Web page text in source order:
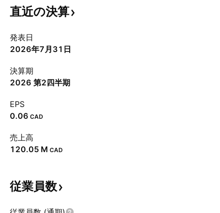
直近の決算
発表日
2026年7月31日
決算期
2026 第2四半期
EPS
0.06 CAD
売上高
‪120.05 M‬ CAD
従業員数